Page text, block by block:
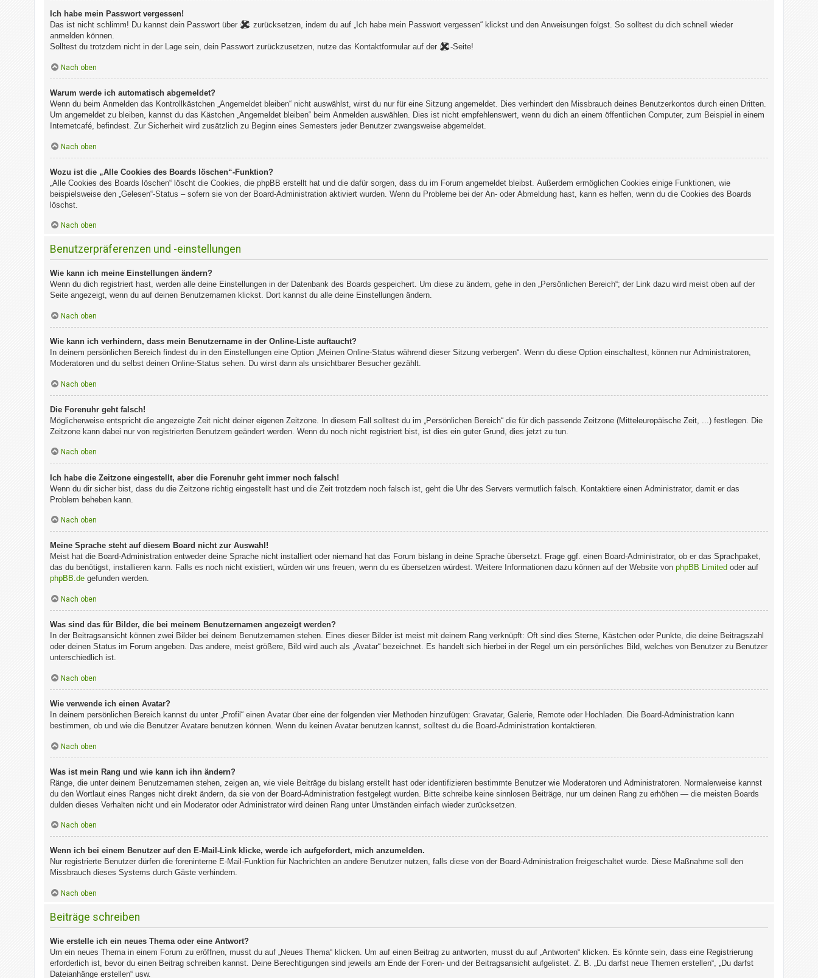
Ich habe mein Passwort vergessen!
Das ist nicht schlimm! Du kannst dein Passwort über
zurücksetzen, indem du auf „Ich habe mein Passwort vergessen“ klickst und den Anweisungen folgst. So solltest du dich schnell wieder
anmelden können.
Solltest du trotzdem nicht in der Lage sein, dein Passwort zurückzusetzen, nutze das Kontaktformular auf der
-Seite!
Nach oben
Warum werde ich automatisch abgemeldet?
Wenn du beim Anmelden das Kontrollkästchen „Angemeldet bleiben“ nicht auswählst, wirst du nur für eine Sitzung angemeldet. Dies verhindert den Missbrauch deines Benutzerkontos durch einen Dritten.
Um angemeldet zu bleiben, kannst du das Kästchen „Angemeldet bleiben“ beim Anmelden auswählen. Dies ist nicht empfehlenswert, wenn du dich an einem öffentlichen Computer, zum Beispiel in einem
Internetcafé, befindest. Zur Sicherheit wird zusätzlich zu Beginn eines Semesters jeder Benutzer zwangsweise abgemeldet.
Nach oben
Wozu ist die „Alle Cookies des Boards löschen“-Funktion?
„Alle Cookies des Boards löschen“ löscht die Cookies, die phpBB erstellt hat und die dafür sorgen, dass du im Forum angemeldet bleibst. Außerdem ermöglichen Cookies einige Funktionen, wie
beispielsweise den „Gelesen“-Status – sofern sie von der Board-Administration aktiviert wurden. Wenn du Probleme bei der An- oder Abmeldung hast, kann es helfen, wenn du die Cookies des Boards
löschst.
Nach oben
Benutzerpräferenzen und -einstellungen
Wie kann ich meine Einstellungen ändern?
Wenn du dich registriert hast, werden alle deine Einstellungen in der Datenbank des Boards gespeichert. Um diese zu ändern, gehe in den „Persönlichen Bereich“; der Link dazu wird meist oben auf der
Seite angezeigt, wenn du auf deinen Benutzernamen klickst. Dort kannst du alle deine Einstellungen ändern.
Nach oben
Wie kann ich verhindern, dass mein Benutzername in der Online-Liste auftaucht?
In deinem persönlichen Bereich findest du in den Einstellungen eine Option „Meinen Online-Status während dieser Sitzung verbergen“. Wenn du diese Option einschaltest, können nur Administratoren,
Moderatoren und du selbst deinen Online-Status sehen. Du wirst dann als unsichtbarer Besucher gezählt.
Nach oben
Die Forenuhr geht falsch!
Möglicherweise entspricht die angezeigte Zeit nicht deiner eigenen Zeitzone. In diesem Fall solltest du im „Persönlichen Bereich“ die für dich passende Zeitzone (Mitteleuropäische Zeit, ...) festlegen. Die
Zeitzone kann dabei nur von registrierten Benutzern geändert werden. Wenn du noch nicht registriert bist, ist dies ein guter Grund, dies jetzt zu tun.
Nach oben
Ich habe die Zeitzone eingestellt, aber die Forenuhr geht immer noch falsch!
Wenn du dir sicher bist, dass du die Zeitzone richtig eingestellt hast und die Zeit trotzdem noch falsch ist, geht die Uhr des Servers vermutlich falsch. Kontaktiere einen Administrator, damit er das
Problem beheben kann.
Nach oben
Meine Sprache steht auf diesem Board nicht zur Auswahl!
Meist hat die Board-Administration entweder deine Sprache nicht installiert oder niemand hat das Forum bislang in deine Sprache übersetzt. Frage ggf. einen Board-Administrator, ob er das Sprachpaket,
das du benötigst, installieren kann. Falls es noch nicht existiert, würden wir uns freuen, wenn du es übersetzen würdest. Weitere Informationen dazu können auf der Website von phpBB Limited oder auf
phpBB.de gefunden werden.
Nach oben
Was sind das für Bilder, die bei meinem Benutzernamen angezeigt werden?
In der Beitragsansicht können zwei Bilder bei deinem Benutzernamen stehen. Eines dieser Bilder ist meist mit deinem Rang verknüpft: Oft sind dies Sterne, Kästchen oder Punkte, die deine Beitragszahl
oder deinen Status im Forum angeben. Das andere, meist größere, Bild wird auch als „Avatar“ bezeichnet. Es handelt sich hierbei in der Regel um ein persönliches Bild, welches von Benutzer zu Benutzer
unterschiedlich ist.
Nach oben
Wie verwende ich einen Avatar?
In deinem persönlichen Bereich kannst du unter „Profil“ einen Avatar über eine der folgenden vier Methoden hinzufügen: Gravatar, Galerie, Remote oder Hochladen. Die Board-Administration kann
bestimmen, ob und wie die Benutzer Avatare benutzen können. Wenn du keinen Avatar benutzen kannst, solltest du die Board-Administration kontaktieren.
Nach oben
Was ist mein Rang und wie kann ich ihn ändern?
Ränge, die unter deinem Benutzernamen stehen, zeigen an, wie viele Beiträge du bislang erstellt hast oder identifizieren bestimmte Benutzer wie Moderatoren und Administratoren. Normalerweise kannst
du den Wortlaut eines Ranges nicht direkt ändern, da sie von der Board-Administration festgelegt wurden. Bitte schreibe keine sinnlosen Beiträge, nur um deinen Rang zu erhöhen — die meisten Boards
dulden dieses Verhalten nicht und ein Moderator oder Administrator wird deinen Rang unter Umständen einfach wieder zurücksetzen.
Nach oben
Wenn ich bei einem Benutzer auf den E-Mail-Link klicke, werde ich aufgefordert, mich anzumelden.
Nur registrierte Benutzer dürfen die foreninterne E-Mail-Funktion für Nachrichten an andere Benutzer nutzen, falls diese von der Board-Administration freigeschaltet wurde. Diese Maßnahme soll den
Missbrauch dieses Systems durch Gäste verhindern.
Nach oben
Beiträge schreiben
Wie erstelle ich ein neues Thema oder eine Antwort?
Um ein neues Thema in einem Forum zu eröffnen, musst du auf „Neues Thema“ klicken. Um auf einen Beitrag zu antworten, musst du auf „Antworten“ klicken. Es könnte sein, dass eine Registrierung
erforderlich ist, bevor du einen Beitrag schreiben kannst. Deine Berechtigungen sind jeweils am Ende der Foren- und der Beitragsansicht aufgelistet. Z. B. „Du darfst neue Themen erstellen“, „Du darfst
Dateianhänge erstellen“ usw.